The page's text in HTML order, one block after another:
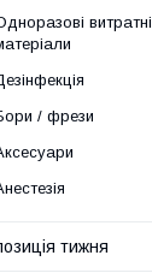
витратні
/ фрези
тижня